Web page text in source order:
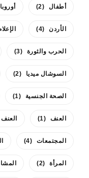
أطفال (2) أوروبا
الأردن (4)
الحرب والثورة (3)
السوشال ميديا (2)
الصحة الجنسية (1)
العنف (1)
المجتمعات (4)
المرأة (2)